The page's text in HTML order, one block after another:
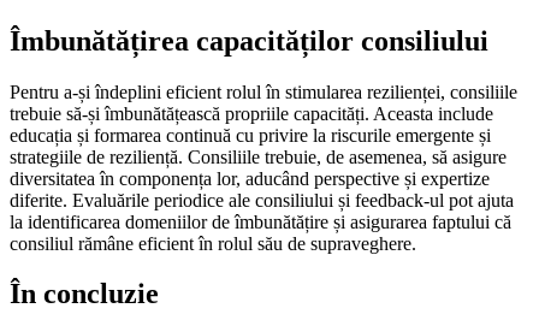
Îmbunătățirea capacităților consiliului
Pentru a-și îndeplini eficient rolul în stimularea rezilienței, consiliile
trebuie să-și îmbunătățească propriile capacități. Aceasta include
educația și formarea continuă cu privire la riscurile emergente și
strategiile de reziliență. Consiliile trebuie, de asemenea, să asigure
diversitatea în componența lor, aducând perspective și expertize
diferite. Evaluările periodice ale consiliului și feedback-ul pot ajuta
la identificarea domeniilor de îmbunătățire și asigurarea faptului că
consiliul rămâne eficient în rolul său de supraveghere.
În concluzie